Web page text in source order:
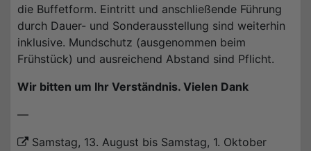
die Buffetform. Eintritt und anschließende Führung
durch Dauer- und Sonderausstellung sind weiterhin
inklusive. Mundschutz (ausgenommen beim
Frühstück) und ausreichend Abstand sind Pflicht.
Wir bitten um Ihr Verständnis. Vielen Dank
—
Samstag, 13. August bis Samstag, 1. Oktober